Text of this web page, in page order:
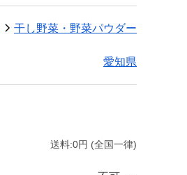
干し野菜・野菜パウダー
愛知県
送料:0円 (全国一律)